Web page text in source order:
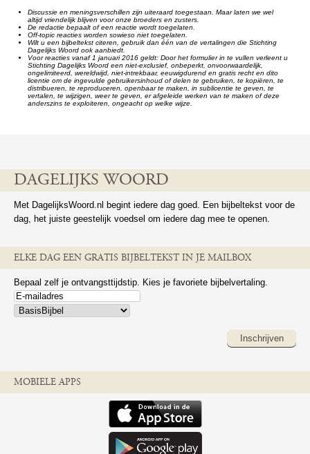
Discussie en meningsverschillen zijn uiteraard toegestaan. Maar laten we wel
altijd vriendelijk blijven voor onze broeders en zusters.
De redactie bepaalt of een reactie wordt toegelaten.
Off-topic reacties worden sowieso niet toegelaten.
Wilt u een bijbeltekst citeren, gebruik dan één van de vertalingen die Stichting
Dagelijks Woord ook aanbiedt.
Voor reacties vanaf 1 januari 2016 geldt: Door het formulier in te vullen verleent u
Stichting Dagelijks Woord een niet-exclusief, onbeperkt, onvoorwaardelijk,
ongelimiteerd, wereldwijd, niet-intrekbaar, eeuwigdurend en gratis recht en dito
licentie om de ingevulde gebruikersinhoud of delen te gebruiken, te kopiëren, te
distribueren, te reproduceren, openbaar te maken, in sublicentie te geven, te
vertalen, te wijzigen, weer te geven, er afgeleide werken van te maken of deze
anderszins te exploiteren, ongeacht op welke wijze.
DAGELIJKS WOORD
Met DagelijksWoord.nl begint iedere dag goed. Een bijbeltekst voor de
dag, het juiste geestelijk voedsel om iedere dag mee te openen.
ELKE DAG EEN GRATIS BIJBELTEKST IN JE MAILBOX
Bepaal zelf je ontvangsttijdstip. Kies je favoriete bijbelvertaling.
Inschrijven
MOBIELE APPS